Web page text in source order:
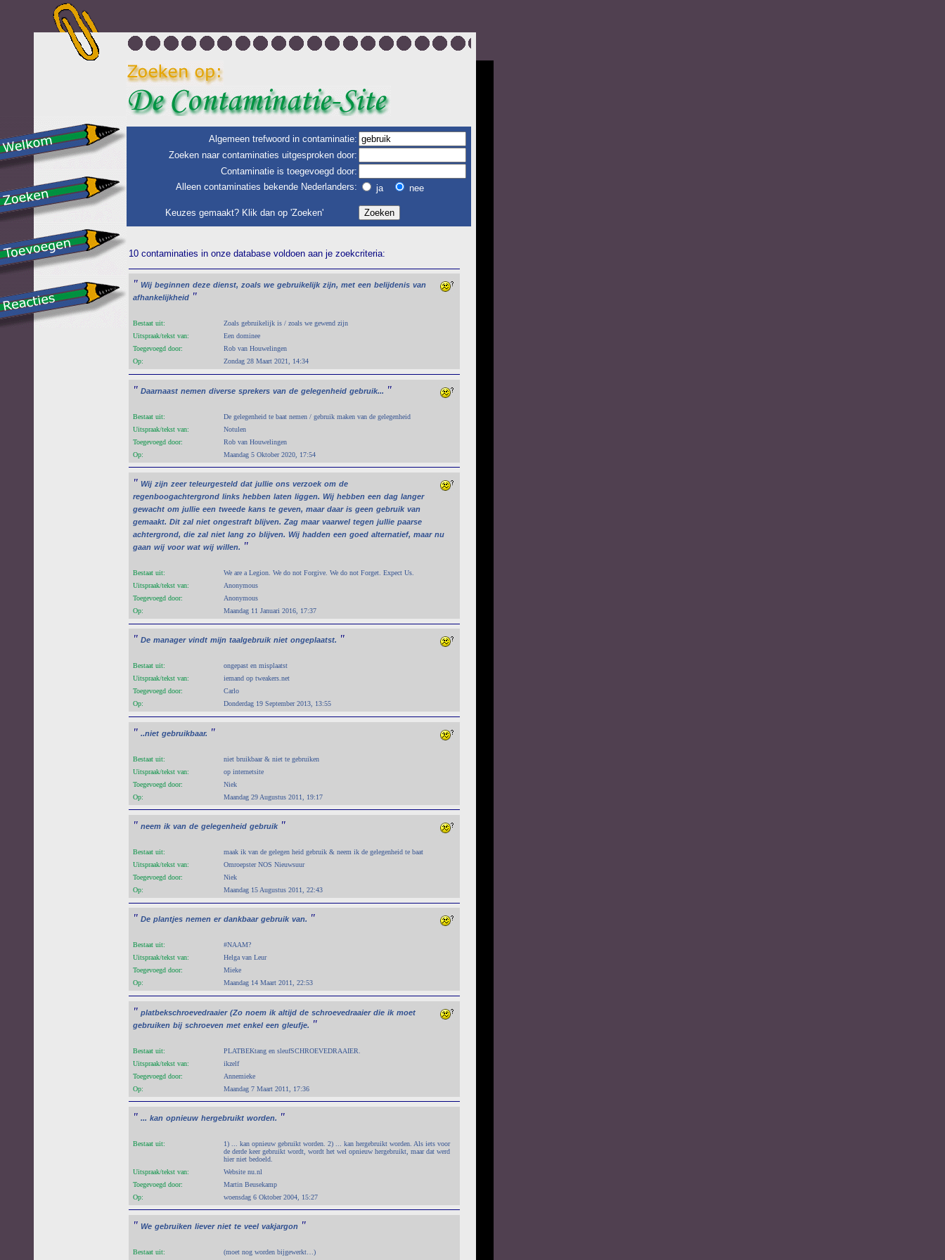
Algemeen trefwoord in contaminatie:
Zoeken naar contaminaties uitgesproken door:
Contaminatie is toegevoegd door:
Alleen contaminaties bekende Nederlanders:
ja nee
Keuzes gemaakt? Klik dan op 'Zoeken'
10 contaminaties in onze database voldoen aan je zoekcriteria:
" Wij beginnen deze dienst, zoals we gebruikelijk zijn, met een belijdenis van
afhankelijkheid "
Bestaat uit:
Zoals gebruikelijk is / zoals we gewend zijn
Uitspraak/tekst van:
Een dominee
Toegevoegd door:
Rob van Houwelingen
Op:
Zondag 28 Maart 2021, 14:34
" Daarnaast nemen diverse sprekers van de gelegenheid gebruik... "
Bestaat uit:
De gelegenheid te baat nemen / gebruik maken van de gelegenheid
Uitspraak/tekst van:
Notulen
Toegevoegd door:
Rob van Houwelingen
Op:
Maandag 5 Oktober 2020, 17:54
" Wij zijn zeer teleurgesteld dat jullie ons verzoek om de
regenboogachtergrond links hebben laten liggen. Wij hebben een dag langer
gewacht om jullie een tweede kans te geven, maar daar is geen gebruik van
gemaakt. Dit zal niet ongestraft blijven. Zag maar vaarwel tegen jullie paarse
achtergrond, die zal niet lang zo blijven. Wij hadden een goed alternatief, maar nu
gaan wij voor wat wij willen. "
Bestaat uit:
We are a Legion. We do not Forgive. We do not Forget. Expect Us.
Uitspraak/tekst van:
Anonymous
Toegevoegd door:
Anonymous
Op:
Maandag 11 Januari 2016, 17:37
" De manager vindt mijn taalgebruik niet ongeplaatst. "
Bestaat uit:
ongepast en misplaatst
Uitspraak/tekst van:
iemand op tweakers.net
Toegevoegd door:
Carlo
Op:
Donderdag 19 September 2013, 13:55
" ..niet gebruikbaar. "
Bestaat uit:
niet bruikbaar & niet te gebruiken
Uitspraak/tekst van:
op internetsite
Toegevoegd door:
Niek
Op:
Maandag 29 Augustus 2011, 19:17
" neem ik van de gelegenheid gebruik "
Bestaat uit:
maak ik van de gelegen heid gebruik & neem ik de gelegenheid te baat
Uitspraak/tekst van:
Omroepster NOS Nieuwsuur
Toegevoegd door:
Niek
Op:
Maandag 15 Augustus 2011, 22:43
" De plantjes nemen er dankbaar gebruik van. "
Bestaat uit:
#NAAM?
Uitspraak/tekst van:
Helga van Leur
Toegevoegd door:
Mieke
Op:
Maandag 14 Maart 2011, 22:53
" platbekschroevedraaier (Zo noem ik altijd de schroevedraaier die ik moet
gebruiken bij schroeven met enkel een gleufje. "
Bestaat uit:
PLATBEKtang en sleufSCHROEVEDRAAIER.
Uitspraak/tekst van:
ikzelf
Toegevoegd door:
Annemieke
Op:
Maandag 7 Maart 2011, 17:36
" ... kan opnieuw hergebruikt worden. "
Bestaat uit:
1) ... kan opnieuw gebruikt worden. 2) ... kan hergebruikt worden. Als iets voor
de derde keer gebruikt wordt, wordt het wel opnieuw hergebruikt, maar dat werd
hier niet bedoeld.
Uitspraak/tekst van:
Website nu.nl
Toegevoegd door:
Martin Beusekamp
Op:
woensdag 6 Oktober 2004, 15:27
" We gebruiken liever niet te veel vakjargon "
Bestaat uit: (moet nog worden bijgewerkt…)